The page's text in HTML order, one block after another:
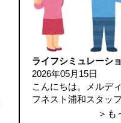
ライフシミュレーシ
2026年05月15日
こんにちは。メルデ
フネスト浦和スタッ
＞も